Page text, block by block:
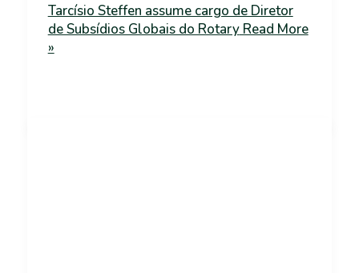
Tarcísio Steffen assume cargo de Diretor
de Subsídios Globais do RotaryRead More
»